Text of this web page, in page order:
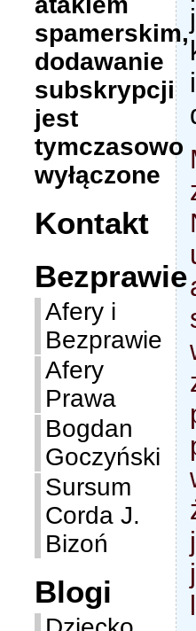
spamerskim,
dodawanie
subskrypcji
jest
tymczasowo
wyłączone
Kontakt
Bezprawie
Afery i
Bezprawie
Afery
Prawa
Bogdan
Goczyński
Sursum
Corda J.
Bizoń
Blogi